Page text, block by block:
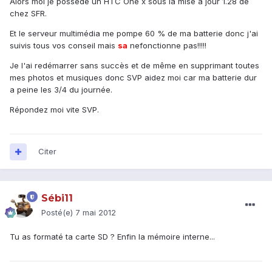
chez SFR.
Et le serveur multimédia me pompe 60 % de ma batterie donc j'ai
suivis tous vos conseil mais sa nefonctionne pas!!!!!
Je l'ai redémarrer sans succès et de même en supprimant toutes
mes photos et musiques donc SVP aidez moi car ma batterie dur
a peine les 3/4 du journée.
Répondez moi vite SVP.
Citer
Sébi11
Posté(e) 7 mai 2012
Tu as formaté ta carte SD ? Enfin la mémoire interne...